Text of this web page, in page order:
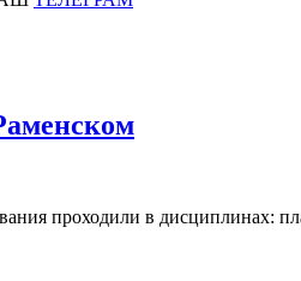
проходили в дисциплинах: